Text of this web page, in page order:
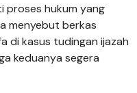
proses hukum yang
menyebut berkas
di kasus tudingan ijazah
keduanya segera